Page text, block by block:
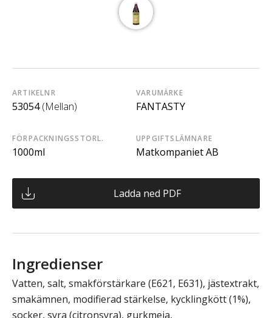
ARTIKELNR
53054 (Mellan)
VARUMÄRKE
FANTASTY
FÖRPACKNINGSSTORL.
1000ml
UPPGIFTSLÄMNARE
Matkompaniet AB
Ladda ned PDF
Ingredienser
Vatten, salt, smakförstärkare (E621, E631), jästextrakt,
smakämnen, modifierad stärkelse, kycklingkött (1%),
socker, syra (citronsyra), gurkmeja,